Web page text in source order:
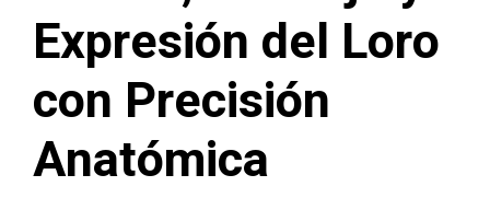
Expresión del Loro
con Precisión
Anatómica